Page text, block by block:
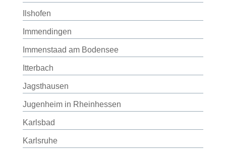
Ilshofen
Immendingen
Immenstaad am Bodensee
Itterbach
Jagsthausen
Jugenheim in Rheinhessen
Karlsbad
Karlsruhe